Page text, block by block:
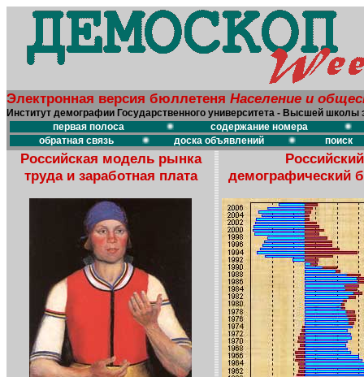
Электронная версия бюллетеня Население и
Институт демографии Государственного университета - Высшей школы
первая полоса
содержание номера
обратная связь
доска объявлений поиск
Российская модель рынка
труда и заработная плата
Российский
демографический